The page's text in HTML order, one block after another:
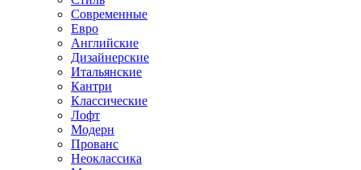
Современные
Евро
Английские
Дизайнерские
Итальянские
Кантри
Классические
Лофт
Модерн
Прованс
Неоклассика